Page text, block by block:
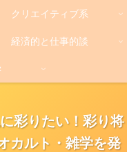
彩りたい！彩り将
カルト・雑学を発
クリエイティブ系
経済的と仕事的談